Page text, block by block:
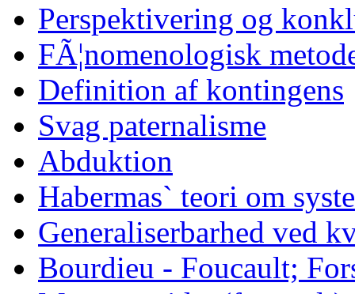
Perspektivering og
FÃ¦nomenologisk
Definition af kontingens
Svag paternalisme
Abduktion
Habermas` teori om
Generaliserbarhed ved
Bourdieu - Foucault;